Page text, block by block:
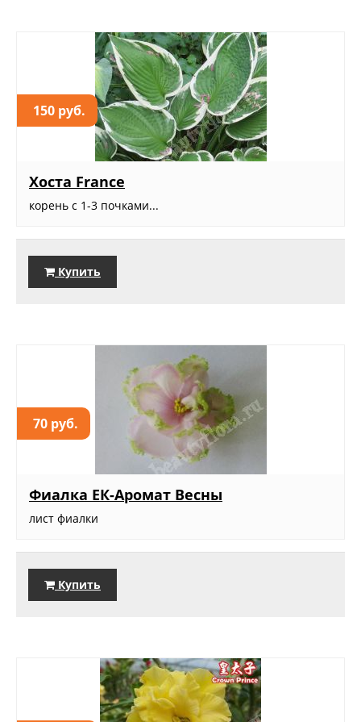
150 руб.
Хоста France
корень с 1-3 почками...
Купить
70 руб.
Фиалка ЕК-Аромат Весны
лист фиалки
Купить